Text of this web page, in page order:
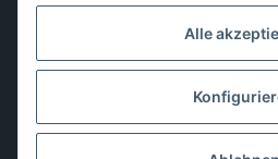
Vertrag
* Alle Preise inkl.
Alle